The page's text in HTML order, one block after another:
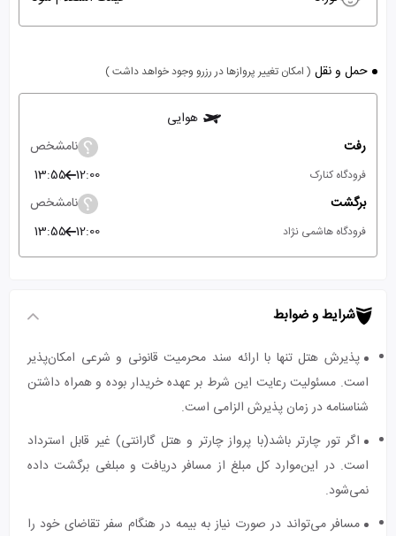
حمل و نقل ( امکان تغییر پروازها در رزرو وجود خواهد داشت )
هوایی
رفت
نامشخص
فرودگاه کنارک 12:00
13:55
برگشت
نامشخص
فرودگاه هاشمی نژاد 12:00
13:55
شرایط و ضوابط
پذیرش هتل تنها با ارائه سند محرمیت قانونی و شرعی امکان‌پذیر
است. مسئولیت رعایت این شرط بر عهده خریدار بوده و همراه داشتن
شناسنامه در زمان پذیرش الزامی است.
اگر تور چارتر باشد(با پرواز چارتر و هتل گارانتی) غیر قابل استرداد
است. در این‌موارد کل مبلغ از مسافر دریافت و مبلغی برگشت داده
نمی‌شود.
مسافر می‌تواند در صورت نیاز به بیمه در هنگام سفر تقاضای خود را